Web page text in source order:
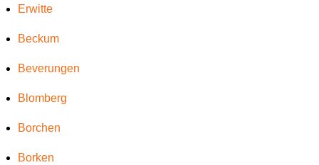
Erwitte
Beckum
Beverungen
Blomberg
Borchen
Borken